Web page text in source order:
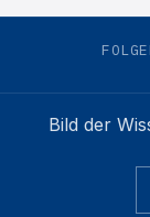
Bild der